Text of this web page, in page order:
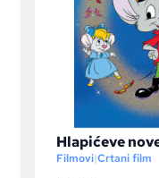
Hlapićeve
Filmovi|Crtani film